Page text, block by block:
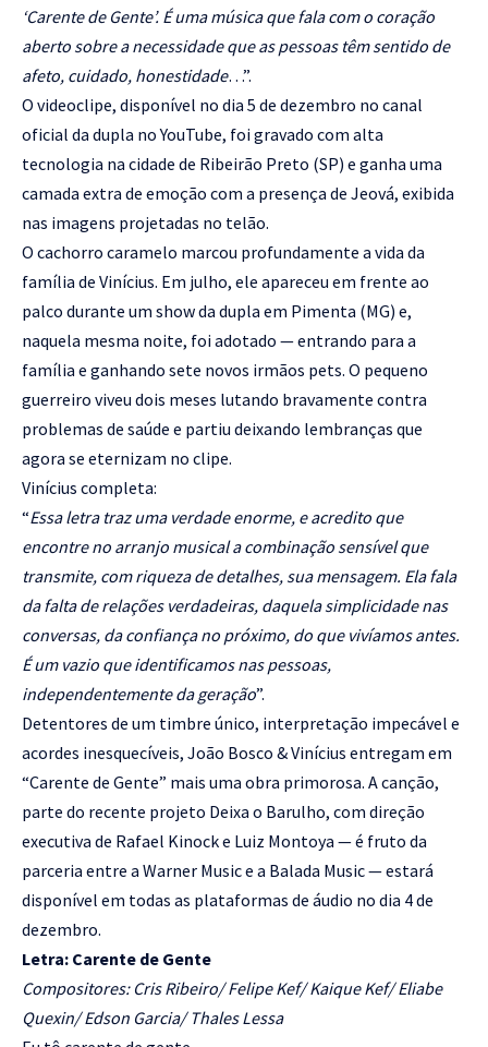
‘Carente de Gente’. É uma música que fala com o coração
aberto sobre a necessidade que as pessoas têm sentido de
afeto, cuidado, honestidade…”.
O videoclipe, disponível no dia 5 de dezembro no canal
oficial da dupla no YouTube, foi gravado com alta
tecnologia na cidade de Ribeirão Preto (SP) e ganha uma
camada extra de emoção com a presença de Jeová, exibida
nas imagens projetadas no telão.
O cachorro caramelo marcou profundamente a vida da
família de Vinícius. Em julho, ele apareceu em frente ao
palco durante um show da dupla em Pimenta (MG) e,
naquela mesma noite, foi adotado — entrando para a
família e ganhando sete novos irmãos pets. O pequeno
guerreiro viveu dois meses lutando bravamente contra
problemas de saúde e partiu deixando lembranças que
agora se eternizam no clipe.
Vinícius completa:
“Essa letra traz uma verdade enorme, e acredito que
encontre no arranjo musical a combinação sensível que
transmite, com riqueza de detalhes, sua mensagem. Ela fala
da falta de relações verdadeiras, daquela simplicidade nas
conversas, da confiança no próximo, do que vivíamos antes.
É um vazio que identificamos nas pessoas,
independentemente da geração”.
Detentores de um timbre único, interpretação impecável e
acordes inesquecíveis, João Bosco & Vinícius entregam em
“Carente de Gente” mais uma obra primorosa. A canção,
parte do recente projeto Deixa o Barulho, com direção
executiva de Rafael Kinock e Luiz Montoya — é fruto da
parceria entre a Warner Music e a Balada Music — estará
disponível em todas as plataformas de áudio no dia 4 de
dezembro.
Letra: Carente de Gente
Compositores: Cris Ribeiro/ Felipe Kef/ Kaique Kef/ Eliabe
Quexin/ Edson Garcia/ Thales Lessa